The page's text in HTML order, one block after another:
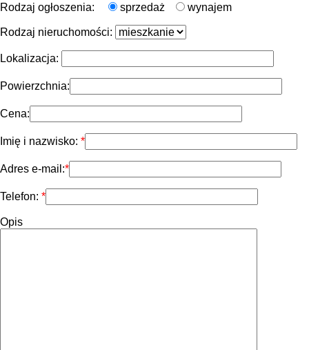
Rodzaj ogłoszenia:
sprzedaż wynajem
Rodzaj nieruchomości:
Lokalizacja:
Powierzchnia:
Cena:
Imię i nazwisko:
Adres e-mail:
Telefon:
Opis